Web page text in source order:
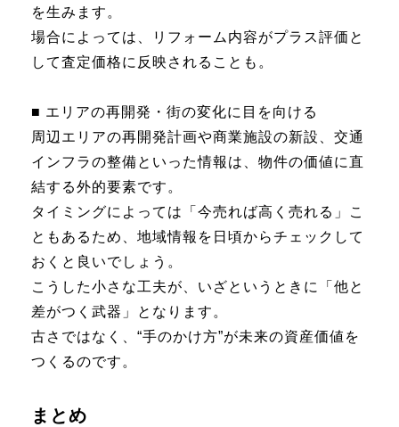
を生みます。
場合によっては、リフォーム内容がプラス評価と
して査定価格に反映されることも。
■ エリアの再開発・街の変化に目を向ける
周辺エリアの再開発計画や商業施設の新設、交通
インフラの整備といった情報は、物件の価値に直
結する外的要素です。
タイミングによっては「今売れば高く売れる」こ
ともあるため、地域情報を日頃からチェックして
おくと良いでしょう。
こうした小さな工夫が、いざというときに「他と
差がつく武器」となります。
古さではなく、“手のかけ方”が未来の資産価値を
つくるのです。
まとめ